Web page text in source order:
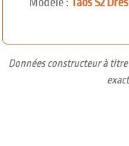
Modèle : Taos S2
Données constructeur à